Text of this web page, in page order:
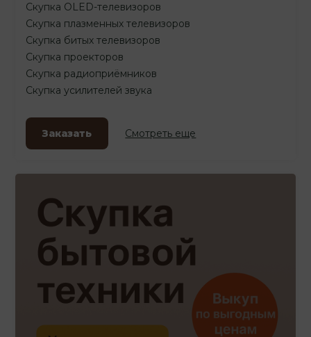
Скупка OLED-телевизоров
Скупка плазменных телевизоров
Скупка битых телевизоров
Скупка проекторов
Скупка радиоприёмников
Скупка усилителей звука
Заказать Смотреть еще